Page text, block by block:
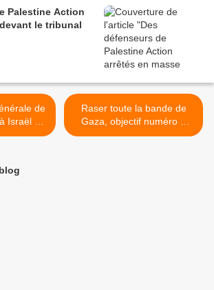
Palestine Action
le tribunal
Israël de
du Golan
Raser toute la bande de
Gaza, objectif numéro 1
d’Israël >